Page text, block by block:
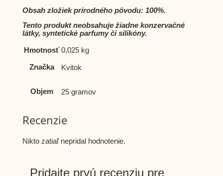
Obsah zložiek prírodného pôvodu: 100%.
Tento produkt neobsahuje žiadne konzervačné
látky, syntetické parfumy či silikóny.
Hmotnosť 0,025 kg
Značka Kvitok
Objem 25 gramov
Recenzie
Nikto zatiaľ nepridal hodnotenie.
Pridajte prvú recenziu pre